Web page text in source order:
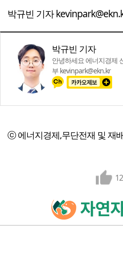
박규빈 기자
박규빈 기자
안녕하세요 에너지경제
부 kevinpark@ekn.kr
ⓒ 에너지경제,무단전재 및 재
12